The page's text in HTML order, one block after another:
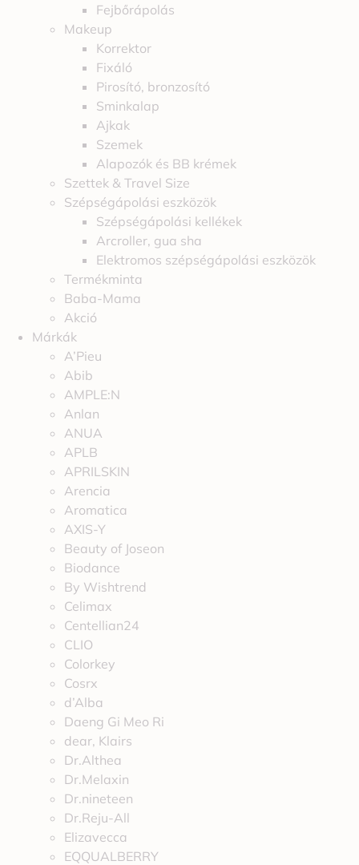
Fejbőrápolás
Makeup
Korrektor
Fixáló
Pirosító, bronzosító
Sminkalap
Ajkak
Szemek
Alapozók és BB krémek
Szettek & Travel Size
Szépségápolási eszközök
Szépségápolási kellékek
Arcroller, gua sha
Elektromos szépségápolási eszközök
Termékminta
Baba-Mama
Akció
Márkák
A’Pieu
Abib
AMPLE:N
Anlan
ANUA
APLB
APRILSKIN
Arencia
Aromatica
AXIS-Y
Beauty of Joseon
Biodance
By Wishtrend
Celimax
Centellian24
CLIO
Colorkey
Cosrx
d’Alba
Daeng Gi Meo Ri
dear, Klairs
Dr.Althea
Dr.Melaxin
Dr.nineteen
Dr.Reju-All
Elizavecca
EQQUALBERRY